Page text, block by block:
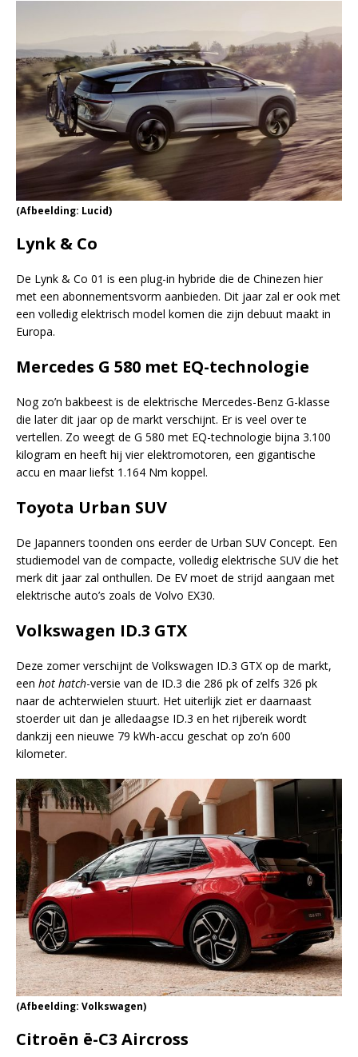
(Afbeelding: Lucid)
Lynk & Co
De Lynk & Co 01 is een plug-in hybride die de Chinezen hier
met een abonnementsvorm aanbieden. Dit jaar zal er ook met
een volledig elektrisch model komen die zijn debuut maakt in
Europa.
Mercedes G 580 met EQ-technologie
Nog zo’n bakbeest is de elektrische Mercedes-Benz G-klasse
die later dit jaar op de markt verschijnt. Er is veel over te
vertellen. Zo weegt de G 580 met EQ-technologie bijna 3.100
kilogram en heeft hij vier elektromotoren, een gigantische
accu en maar liefst 1.164 Nm koppel.
Toyota Urban SUV
De Japanners toonden ons eerder de Urban SUV Concept. Een
studiemodel van de compacte, volledig elektrische SUV die het
merk dit jaar zal onthullen. De EV moet de strijd aangaan met
elektrische auto’s zoals de Volvo EX30.
Volkswagen ID.3 GTX
Deze zomer verschijnt de Volkswagen ID.3 GTX op de markt,
een hot hatch-versie van de ID.3 die 286 pk of zelfs 326 pk
naar de achterwielen stuurt. Het uiterlijk ziet er daarnaast
stoerder uit dan je alledaagse ID.3 en het rijbereik wordt
dankzij een nieuwe 79 kWh-accu geschat op zo’n 600
kilometer.
(Afbeelding: Volkswagen)
Citroën ë-C3 Aircross